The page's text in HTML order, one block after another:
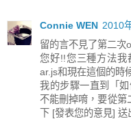
Connie WEN 2010
留的言不見了第二次
您好!!您三種方法我
ar.js和現在這個的時
我的步驟一直到「
不能刪掉唷，要從第
下 [發表您的意見] 送